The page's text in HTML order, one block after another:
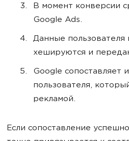
В момент конверсии
Google Ads.
Данные пользователя
хешируются и
Google сопоставляет
пользователя,
рекламой.
Если сопоставление